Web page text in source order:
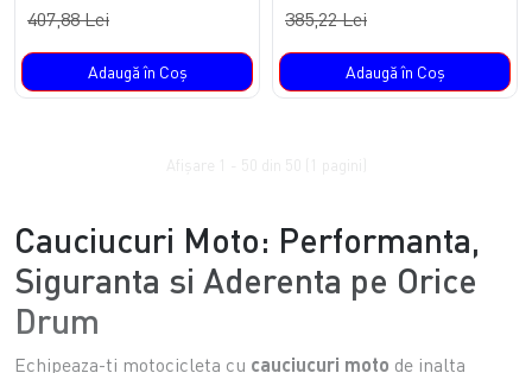
407,88 Lei
Adaugă în Coş
385,22 Lei
Adaugă în Coş
Cauciucuri Moto: Performanta,
Siguranta si Aderenta pe Orice
Drum
Echipeaza-ti motocicleta cu cauciucuri moto de inalta